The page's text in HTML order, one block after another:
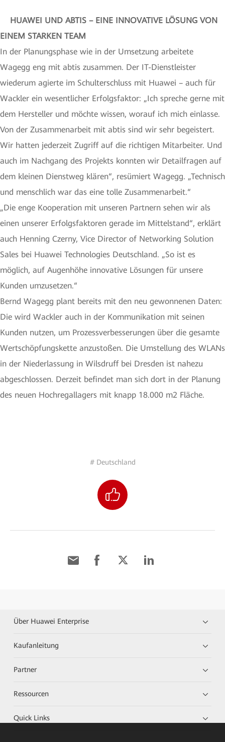
HUAWEI UND ABTIS – EINE INNOVATIVE LÖSUNG VON
EINEM STARKEN TEAM
In der Planungsphase wie in der Umsetzung arbeitete
Wagegg eng mit abtis zusammen. Der IT-Dienstleister
wiederum agierte im Schulterschluss mit Huawei – auch für
Wackler ein wesentlicher Erfolgsfaktor: „Ich spreche gerne mit
dem Hersteller und möchte wissen, worauf ich mich einlasse.
Von der Zusammenarbeit mit abtis sind wir sehr begeistert.
Wir hatten jederzeit Zugriff auf die richtigen Mitarbeiter. Und
auch im Nachgang des Projekts konnten wir Detailfragen auf
dem kleinen Dienstweg klären“, resümiert Wagegg. „Technisch
und menschlich war das eine tolle Zusammenarbeit.“
„Die enge Kooperation mit unseren Partnern sehen wir als
einen unserer Erfolgsfaktoren gerade im Mittelstand“, erklärt
auch Henning Czerny, Vice Director of Networking Solution
Sales bei Huawei Technologies Deutschland. „So ist es
möglich, auf Augenhöhe innovative Lösungen für unsere
Kunden umzusetzen.“
Bernd Wagegg plant bereits mit den neu gewonnenen Daten:
Die wird Wackler auch in der Kommunikation mit seinen
Kunden nutzen, um Prozessverbesserungen über die gesamte
Wertschöpfungskette anzustoßen. Die Umstellung des WLANs
in der Niederlassung in Wilsdruff bei Dresden ist nahezu
abgeschlossen. Derzeit befindet man sich dort in der Planung
des neuen Hochregallagers mit knapp 18.000 m2 Fläche.
# Deutschland
Über Huawei Enterprise
Kaufanleitung
Partner
Ressourcen
Quick Links